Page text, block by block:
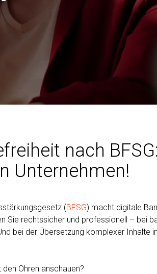
nach BFSG:
Unternehmen!
(BFSG) macht digitale
Sie rechtssicher und professionell – bei
bei der Übersetzung komplexer Inhalte
Ohren anschauen?